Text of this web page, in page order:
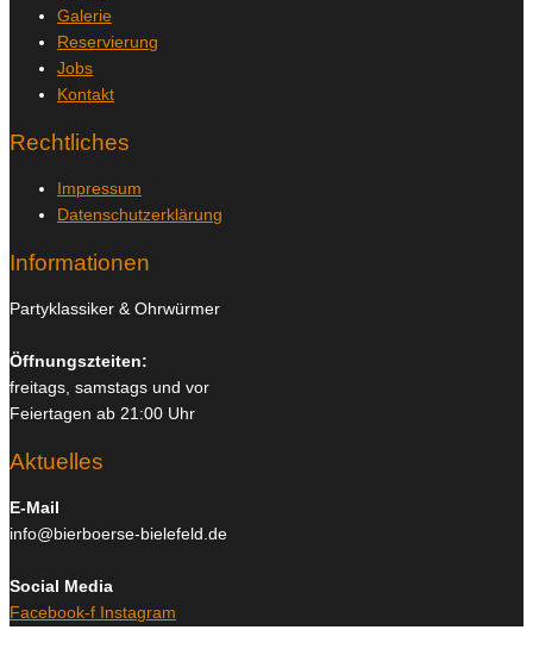
Galerie
Reservierung
Jobs
Kontakt
Rechtliches
Impressum
Datenschutzerklärung
Informationen
Partyklassiker & Ohrwürmer
Öffnungszteiten:
freitags, samstags und vor
Feiertagen ab 21:00 Uhr
Aktuelles
E-Mail
info@bierboerse-bielefeld.de
Social Media
Facebook-f Instagram